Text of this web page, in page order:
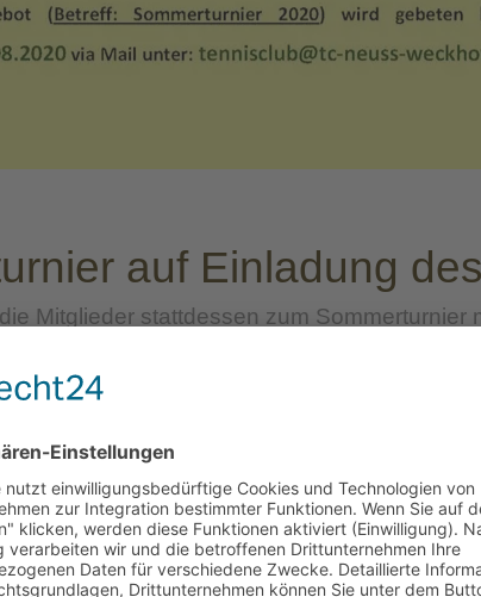
auf Einladung
Mitglieder stattdessen zum Sommerturnier
Vereinsmitglieder folgten der
und sommerlichen Temperaturen
Doppel-Mixed-Wettstreit über zwei
Helmut Gräf, stellte die Spielpaarungen
am frühen Abend den
an das Turnier auf ein zünftiges
und gute Musik. Die letzten Gäste